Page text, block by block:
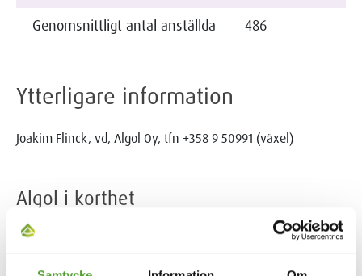
Genomsnittligt antal anställda
486
Ytterligare information
Joakim Flinck, vd, Algol Oy, tfn +358 9 50991 (växel)
Algol i korthet
Algol är ett familjeföretag och en koncern som är verksam i
många branscher – med mer än 130 års erfarenhet av